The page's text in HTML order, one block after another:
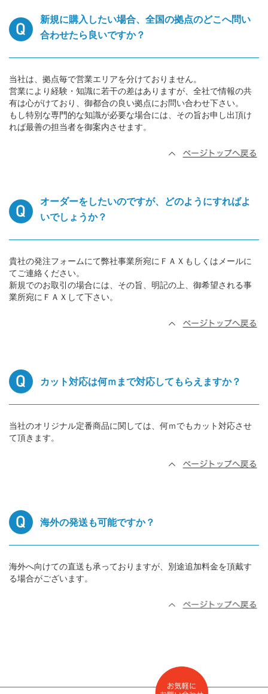
新規に購入したい場合、全国の拠点のどこへ問い
合わせたら良いですか？
当社は、拠点毎で営業エリアを分けておりません。
営業により経験・知識に若干の差はありますが、全社で情報の共
有は心がけており、御都合の良い拠点にお問い合わせ下さい。
もし特別な専門的な知識が必要な場合には、その旨お申し出頂け
れば最善の担当者を御案内させます。
オーダーをしたいのですが、どのようにすればよ
いでしょうか？
貴社の発注フォームにて弊社事業所宛にＦＡＸもしくはメールに
てご連絡ください。
新規でのお取引の場合には、その旨、明記の上、御希望される事
業所宛にＦＡＸして下さい。
カット対応は何ｍまで対応してもらえますか？
当社のオリジナル定番商品に関しては、何ｍでもカット対応させ
て頂きます。
海外の発送も可能ですか？
海外へ向けての直送も承っておりますが、別途追加料金を頂戴す
る場合がございます。